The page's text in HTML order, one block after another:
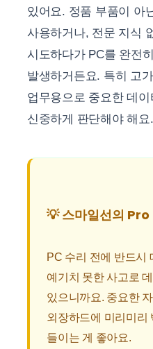
있어요. 정품 부품이 아
사용하거나, 전문 지식
시도하다가 PC를 완전
발생하거든요. 특히 고
업무용으로 중요한 데
신중하게 판단해야 해요.
💡 스마일선의
PC 수리 전에 반드시
예기치 못한 사고로
있으니까요. 중요한
외장하드에 미리미리
들이는 게 좋아요.